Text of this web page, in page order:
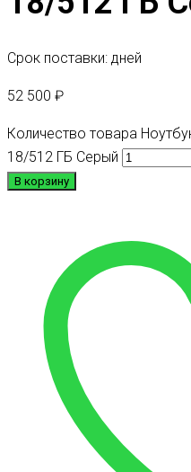
Срок поставки: дней
52 500 ₽
Количество товара
18/512 ГБ Серый
В корзину